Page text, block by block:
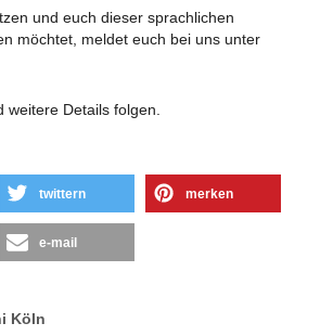
und euch dieser sprachlichen
möchtet, meldet euch bei uns unter
Details folgen.
twittern merken
e-mail
Köln